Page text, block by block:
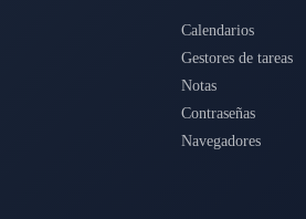
Calendarios
Gestores de tareas
Notas
Contraseñas
Navegadores